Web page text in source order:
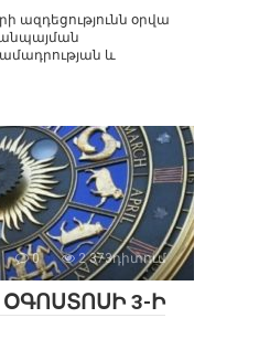
ազդեցությունն օրվա
անպայման
և
0 2 373դիտում
3-Ի